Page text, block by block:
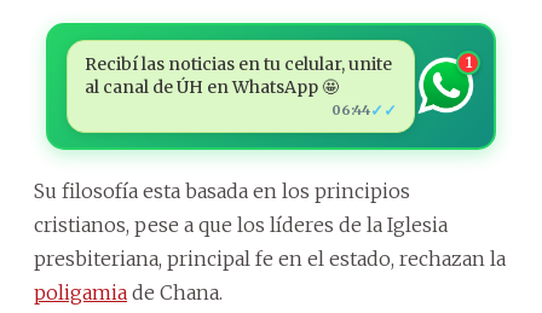
Recibí las noticias en tu celular, unite
al canal de ÚH en WhatsApp 🤩
06:44✓✓
1
Su filosofía esta basada en los principios
cristianos, pese a que los líderes de la Iglesia
presbiteriana, principal fe en el estado, rechazan la
poligamia de Chana.